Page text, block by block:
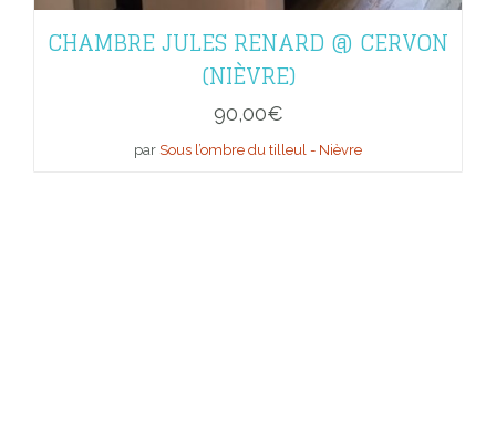
CHAMBRE JULES RENARD @ CERVON
(NIÈVRE)
90,00€
par Sous l’ombre du tilleul - Nièvre